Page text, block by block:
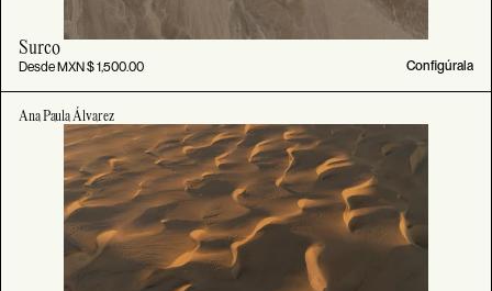
Surco
Desde MXN $ 1,500.00 Configúrala
Ana Paula Álvarez